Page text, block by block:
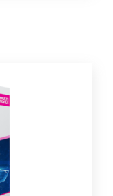
treffen
2022 eine
eine breite
ob es sich
Gefahren
McAfee sind